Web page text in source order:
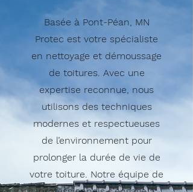
Basée à Pont-Péan, MN
Protec est votre spécialiste
en nettoyage et démoussage
de toitures. Avec une
expertise reconnue, nous
utilisons des techniques
modernes et respectueuses
de l’environnement pour
prolonger la durée de vie de
votre toiture. Notre équipe de